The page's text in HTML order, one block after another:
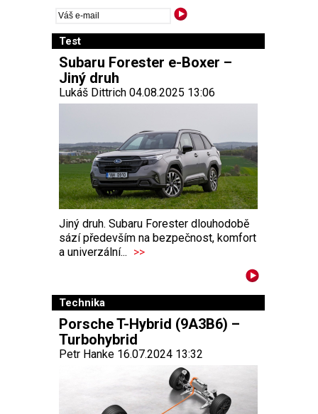
Test
Subaru Forester e-Boxer –
Jiný druh
Lukáš Dittrich 04.08.2025 13:06
Jiný druh. Subaru Forester dlouhodobě
sází především na bezpečnost, komfort
a univerzální... >>
Technika
Porsche T-Hybrid (9A3B6) –
Turbohybrid
Petr Hanke 16.07.2024 13:32